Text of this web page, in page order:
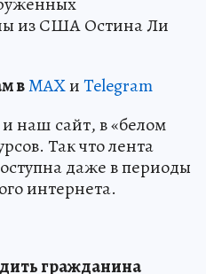
из США Остина Ли
вMAXиTelegram
наш сайт, в «белом
Так что лента
даже в периоды
интернета.
гражданина